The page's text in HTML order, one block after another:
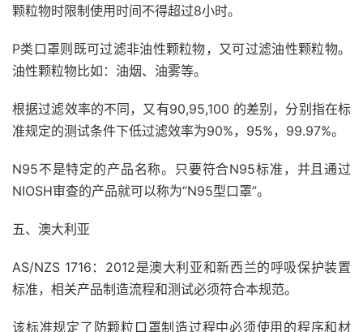
颗粒物时限制使用时间不得超过8小时。
P类口罩则既可过滤非油性颗粒物，又可过滤油性颗粒物。
油性颗粒物比如：油烟、油雾等。
根据过滤效率的不同，又有90,95,100 的差别，分别指在标
准规定的测试条件下低过滤效率为90%，95%，99.97%。
N95不是特定的产品名称。只要符合N95标准，并且通过
NIOSH审查的产品就可以称为“N95型口罩”。
五、澳大利亚
AS/NZS 1716：2012是澳大利亚和新西兰的呼吸保护装置
标准，相关产品制造流程和测试必须符合本规范。
该标准规定了防颗粒口罩制造过程中必须使用的程序和材